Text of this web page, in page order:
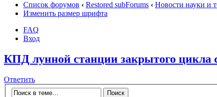
Список форумов ‹ Restored subForums ‹ Новости науки и
Изменить размер шрифта
FAQ
Вход
КПД лунной станции закрытого цикла
Ответить